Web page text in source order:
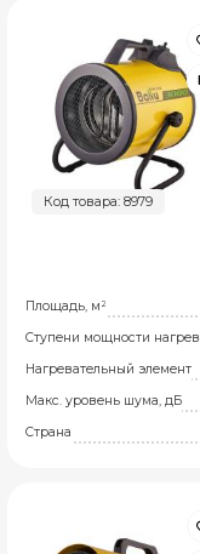
Код товара: 8979
Площадь, м²
Ступени мощности
Нагревательный элемент
Макс. уровень шума, дБ
Страна